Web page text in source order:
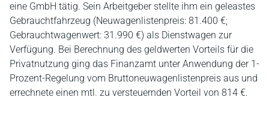
eine GmbH tätig. Sein Arbeitgeber stellte ihm ein geleastes
Gebrauchtfahrzeug (Neuwagenlistenpreis: 81.400 €;
Gebrauchtwagenwert: 31.990 €) als Dienstwagen zur
Verfügung. Bei Berechnung des geldwerten Vorteils für die
Privatnutzung ging das Finanzamt unter Anwendung der 1-
Prozent-Regelung vom Bruttoneuwagenlistenpreis aus und
errechnete einen mtl. zu versteuernden Vorteil von 814 €.